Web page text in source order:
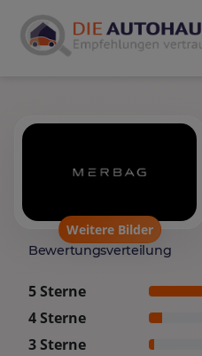
Weitere Bilder
Bewertungsverteilung
5 Sterne
4 Sterne
3 Sterne